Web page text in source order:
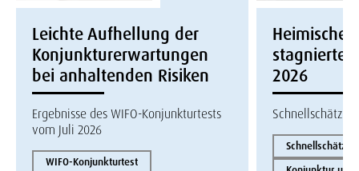
Leichte Aufhellung der
Konjunkturerwartungen
bei anhaltenden Risiken
Ergebnisse des WIFO-Konjunkturtests
vom Juli 2026
WIFO-Konjunkturtest
Heimische
stagnierte
2026